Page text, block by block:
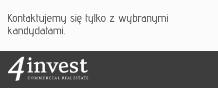
Kontaktujemy się tylko z wybranymi
kandydatami.